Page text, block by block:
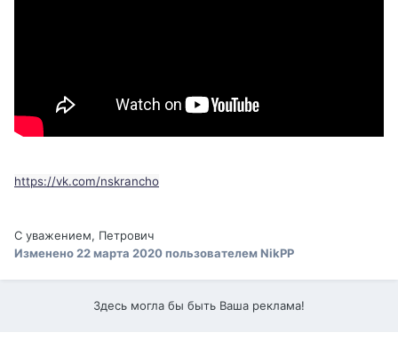
https://vk.com/nskrancho
С уважением, Петрович
Изменено22 марта 2020пользователем NikPP
Здесь могла бы быть Ваша реклама!